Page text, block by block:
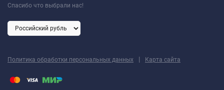
Спасибо что выбрали нас!
Политика обработки персональных данных | Карта сайта